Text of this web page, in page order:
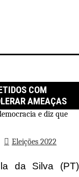
COM
AMEAÇAS
Eleições 2022
da Silva (PT)